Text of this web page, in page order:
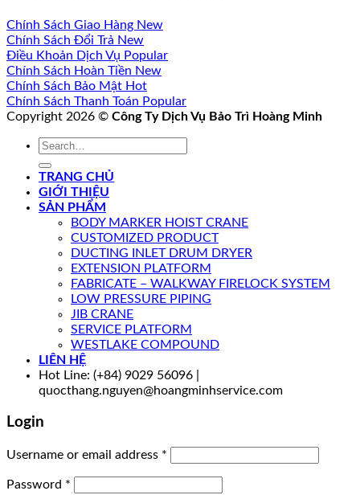
Chính Sách Giao Hàng
Chính Sách Đổi Trả
Điều Khoản Dịch Vụ
Chính Sách Hoàn Tiền
Chính Sách Bảo Mật
Chính Sách Thanh Toán
Copyright 2026 © Công Ty Dịch Vụ Bảo Trì Hoàng Minh
Search
for:
TRANG CHỦ
GIỚI THIỆU
SẢN PHẨM
BODY MARKER HOIST CRANE
CUSTOMIZED PRODUCT
DUCTING INLET DRUM DRYER
EXTENSION PLATFORM
FABRICATE – WALKWAY FIRELOCK SYSTEM
LOW PRESSURE PIPING
JIB CRANE
SERVICE PLATFORM
WESTLAKE COMPOUND
LIÊN HỆ
Hot Line: (+84) 9029 56096 |
quocthang.nguyen@hoangminhservice.com
Login
Username or email address *
Password *